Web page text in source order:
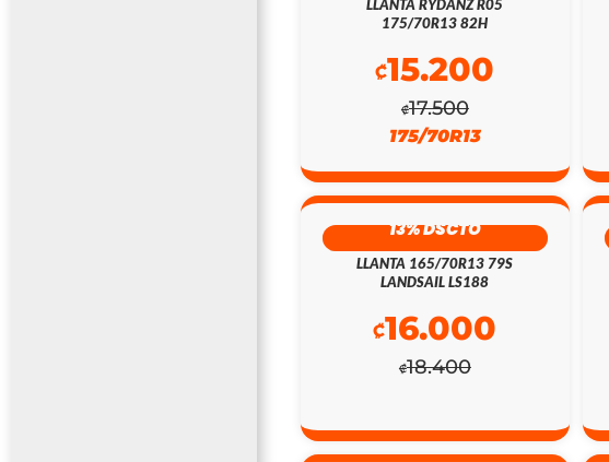
LLANTA RYDANZ R05
175/70R13 82H
₡17.500
₡15.200
175/70R13
13% DSCTO
LLANTA 165/70R13 79S
LANDSAIL LS188
₡18.400
₡16.000